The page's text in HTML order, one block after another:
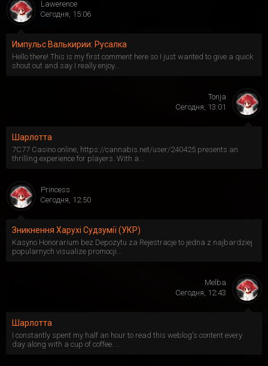
Импульс Валькирии: Русалка
Hello there! This is my first comment here so I just wanted to give a quick
shout out and say I really enjoy...
Lawerence
Сегодня, 15:06
Шарлотта
7C77 Casino online, https://cannabis.net/user/240425 presents an
thrilling experience for players. With a...
Tonja
Сегодня, 13:01
Зникнення Харухі Судзумії (УКР)
Kasyno Honorarium bez Depozytu za Rejestracje to jedna z najbardziej
popularnych visualize promocji...
Princess
Сегодня, 12:50
Шарлотта
I constantly spent my half an hour to read this weblog's content every
day along with a cup of coffee. ...
Melba
Сегодня, 12:43